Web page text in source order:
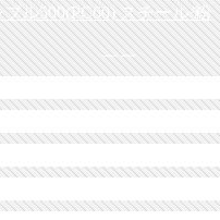
ル500(PC60) スチール/粉
-24 専用 1インチ
アルミビレットレバー
Z900RS SE 26- 用
アルミビレットレバー
アルミビレットレバー